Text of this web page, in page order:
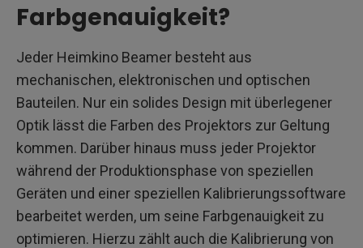
Farbgenauigkeit?
Jeder Heimkino Beamer besteht aus
mechanischen, elektronischen und optischen
Bauteilen. Nur ein solides Design mit überlegener
Optik lässt die Farben des Projektors zur Geltung
kommen. Darüber hinaus muss jeder Projektor
während der Produktionsphase von speziellen
Geräten und einer speziellen Kalibrierungssoftware
bearbeitet werden, um seine Farbgenauigkeit zu
optimieren. Hierzu zählt auch die Kalibrierung von